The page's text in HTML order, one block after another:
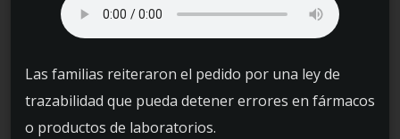
Las familias reiteraron el pedido por una ley de
trazabilidad que pueda detener errores en fármacos
o productos de laboratorios.